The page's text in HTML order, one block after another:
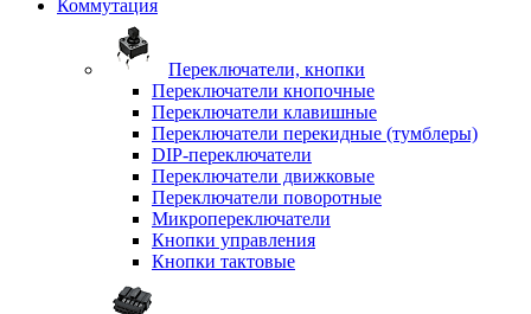
Коммутация
Переключатели, кнопки
Переключатели кнопочные
Переключатели клавишные
Переключатели перекидные (тумблеры)
DIP-переключатели
Переключатели движковые
Переключатели поворотные
Микропереключатели
Кнопки управления
Кнопки тактовые